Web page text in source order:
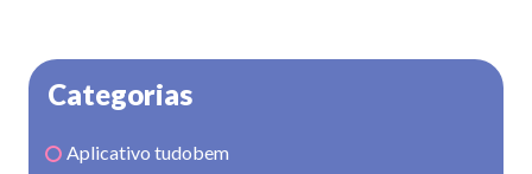
Categorias
Aplicativo tudobem